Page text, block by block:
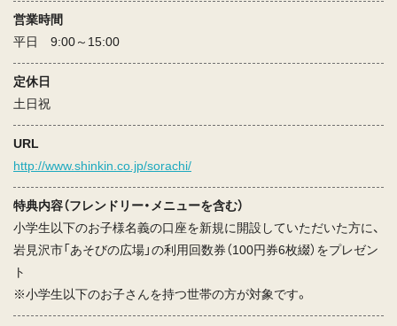
営業時間
平日 9:00～15:00
定休日
土日祝
URL
http://www.shinkin.co.jp/sorachi/
特典内容（フレンドリー・メニューを含む）
小学生以下のお子様名義の口座を新規に開設していただいた方に、
岩見沢市「あそびの広場」の利用回数券（100円券6枚綴）をプレゼン
ト
※小学生以下のお子さんを持つ世帯の方が対象です。